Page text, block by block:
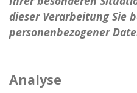
dieser Verarbeitung Sie
personenbezogener
Analyse